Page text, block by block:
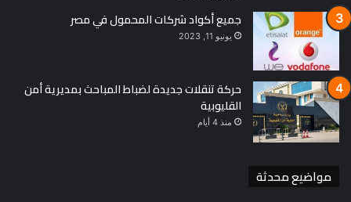
جميع أكواد شركات المحمول في مصر
يونيو 11, 2023
حركة تنقلات جديدة لضباط المباحث بمديرية أمن
القليوبية
منذ 4 أيام
مواضيع محدثة